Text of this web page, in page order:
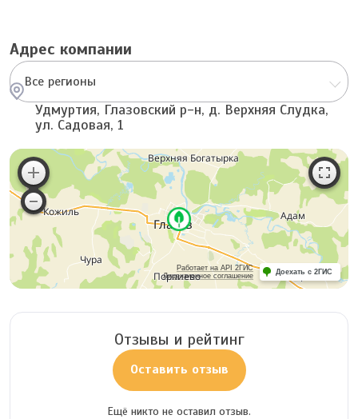
Адрес компании
Все регионы
Удмуртия, Глазовский р-н, д. Верхняя Слудка,
ул. Садовая, 1
Работает на API 2ГИС
Лицензионное соглашение
Доехать с 2ГИС
Отзывы и рейтинг
Оставить отзыв
Ещё никто не оставил отзыв.